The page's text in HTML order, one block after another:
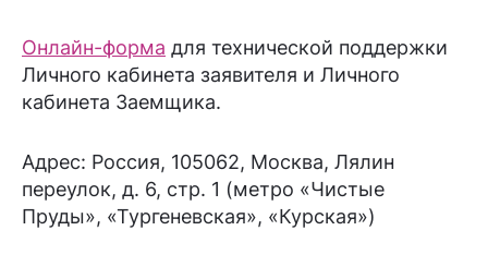
Онлайн-форма для технической поддержки
Личного кабинета заявителя и Личного
кабинета Заемщика.
Адрес: Россия, 105062, Москва, Лялин
переулок, д. 6, стр. 1 (метро «Чистые
Пруды», «Тургеневская», «Курская»)